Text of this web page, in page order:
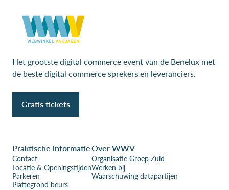
Het grootste digital commerce event van de Benelux met
de beste digital commerce sprekers en leveranciers.
Gratis tickets
Praktische informatie
Contact
Locatie & Openingstijden
Parkeren
Plattegrond beurs
Over WWV
Organisatie Groep Zuid
Werken bij
Waarschuwing datapartijen